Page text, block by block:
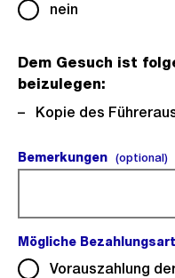
nein
Dem Gesuch ist
beizulegen:
Kopie des
Bemerkungen (optional)
Mögliche
Vorauszahlung